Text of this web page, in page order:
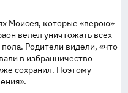
Моисея, которые «верою»
велел уничтожать всех
Родители видели, «что
в избранничество
сохранил. Поэтому